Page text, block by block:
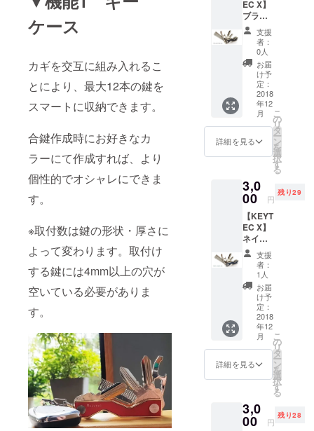
ケース
カギを交互に組み入れるこ
とにより、最大12本の鍵を
スマートに収納できます。
合鍵作成時にお好きなカ
ラーにて作成すれば、より
個性的でオシャレにできま
す。
※取付数は鍵の形状・厚さに
よって変わります。取付け
する鍵には4mm以上の穴が
空いている必要がありま
す。
EC X】
ブラッ
ク・
ゴール
ドリム
1個
支援
者：
0人
お届
け予
定：
2018
年12
月
詳細を見る
こ
の
リ
タ
ー
ン
を
選
択
す
る
3,0
00 円
残り29
【KEYT
EC X】
ネイ
ビー・
シル
バーリ
ム 1個
支援
者：
1人
お届
け予
定：
2018
年12
月
詳細を見る
こ
の
リ
タ
ー
ン
を
選
択
す
る
3,0
00 円
残り28